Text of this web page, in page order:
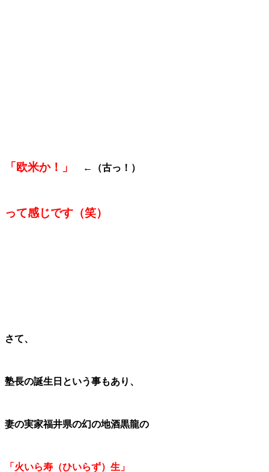
「欧米か！」 ←（古っ！）
って感じです（笑）
さて、
塾長の誕生日 という事もあり、
妻の実家福井県の幻の地酒黒龍の
「火いら寿（ひいらず）生」